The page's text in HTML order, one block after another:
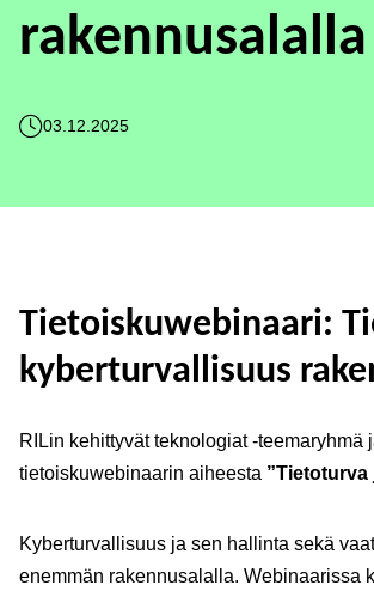
rakennusalalla
03.12.2025
Tietoiskuwebinaari:
kyberturvallisuus
RILin kehittyvät teknologiat -teemaryhmä
tietoiskuwebinaarin aiheesta
Kyberturvallisuus ja sen hallinta sekä
enemmän rakennusalalla. Webinaarissa